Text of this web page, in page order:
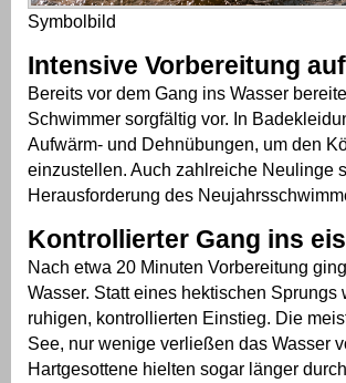
Symbolbild
Intensive Vorbereitung
Bereits vor dem Gang ins Wasser
Schwimmer sorgfältig vor. In
Aufwärm- und Dehnübungen, um den
einzustellen. Auch zahlreiche Neulinge
Herausforderung des
Kontrollierter Gang ins
Nach etwa 20 Minuten Vorbereitung
Wasser. Statt eines hektischen
ruhigen, kontrollierten Einstieg. Die
See, nur wenige verließen das Wasser
Hartgesottene hielten sogar länger